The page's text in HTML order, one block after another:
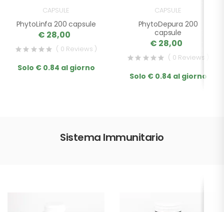
CAPSULE
PhytoLinfa 200 capsule
€ 28,00
( 0 Reviews )
Solo € 0.84 al giorno
CAPSULE
PhytoDepura 200
capsule
€ 28,00
( 0 Reviews )
Solo € 0.84 al giorno
Sistema Immunitario